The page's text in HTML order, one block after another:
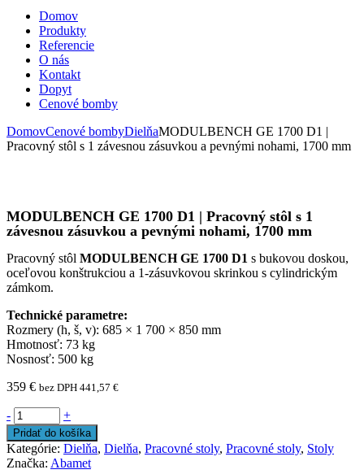
Domov
Produkty
Referencie
O nás
Kontakt
Dopyt
Cenové bomby
DomovCenové bombyDielňaMODULBENCH GE 1700 D1 |
Pracovný stôl s 1 závesnou zásuvkou a pevnými nohami, 1700 mm
MODULBENCH GE 1700 D1 | Pracovný stôl s 1
závesnou zásuvkou a pevnými nohami, 1700 mm
Pracovný stôl MODULBENCH GE 1700 D1 s bukovou doskou,
oceľovou konštrukciou a 1-zásuvkovou skrinkou s cylindrickým
zámkom.
Technické parametre:
Rozmery (h, š, v): 685 × 1 700 × 850 mm
Hmotnosť: 73 kg
Nosnosť: 500 kg
359 € bez DPH 441,57 €
- +
Pridať do košíka
Kategórie: Dielňa, Dielňa, Pracovné stoly, Pracovné stoly, Stoly
Značka: Abamet